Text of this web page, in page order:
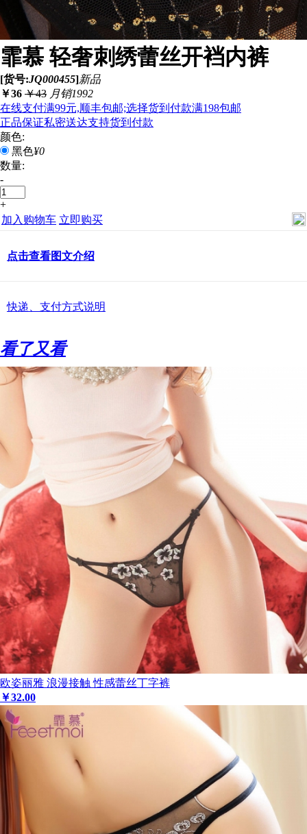
霏慕 轻奢刺绣蕾丝开裆内裤
[货号:JQ000455]新品
￥36 ￥43 月销1992
在线支付满99元,顺丰包邮;选择货到付款满198包邮
正品保证私密送达支持货到付款
颜色:
黑色¥0
数量:
-
+
加入购物车 立即购买
点击查看图文介绍
快递、支付方式说明
看了又看
欧姿丽雅 浪漫接触 性感蕾丝丁字裤
￥32.00